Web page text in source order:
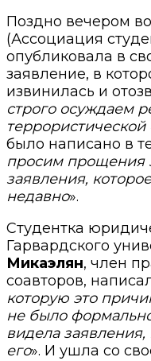
Поздно вечером
(Ассоциация
опубликовала в
заявление, в
извинилась и
строго осуждаем
было написано в
просим прощения
заявления,
недавно».
Студентка
Гарвардского
Микаэлян, член
соавторов,
которую это
не было
видела
его». И ушла со